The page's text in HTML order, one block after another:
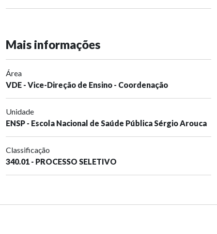
Mais informações
Área
VDE - Vice-Direção de Ensino - Coordenação
Unidade
ENSP - Escola Nacional de Saúde Pública Sérgio Arouca
Classificação
340.01 - PROCESSO SELETIVO